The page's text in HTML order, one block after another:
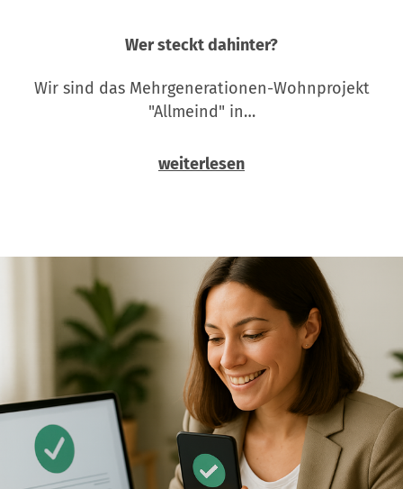
Wer steckt dahinter?
Wir sind das Mehrgenerationen-Wohnprojekt
"Allmeind" in…
weiterlesen